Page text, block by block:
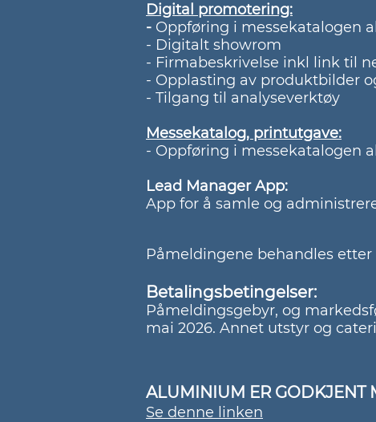
Digital promotering:
- Oppføring i messekatalogen
- Digitalt showrom
- Firmabeskrivelse inkl link til
- Opplasting av produktbilder
- Tilgang til analyseverktøy
Messekatalog, printutgave:
​- Oppføring i messekatalogen
Lead Manager App:
App for å samle og
Påmeldingene behandles etter
Betalingsbetingelser:
Påmeldingsgebyr, og
mai 2026. Annet utstyr og
ALUMINIUM ER GODKJENT
Se denne linken